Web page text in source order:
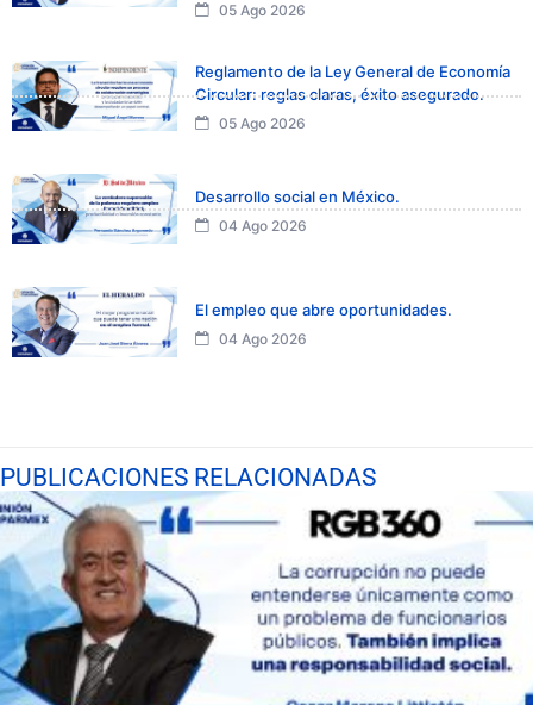
05 Ago 2026
Reglamento de la Ley General de Economía
Circular: reglas claras, éxito asegurado.
05 Ago 2026
Desarrollo social en México.
04 Ago 2026
El empleo que abre oportunidades.
04 Ago 2026
PUBLICACIONES RELACIONADAS